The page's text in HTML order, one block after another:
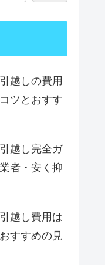
越しの費用
ツとおすす
越し完全ガ
者・安く抑
越し費用は
すすめの見